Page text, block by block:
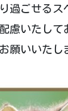
過ごせる
慮いたして
願いいたし